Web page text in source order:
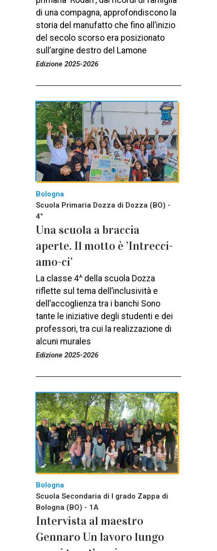
di una compagna, approfondiscono la
storia del manufatto che fino all’inizio
del secolo scorso era posizionato
sull’argine destro del Lamone
Edizione 2025-2026
Bologna
Scuola Primaria Dozza di Dozza (BO) -
4°
Una scuola a braccia
aperte. Il motto è ’Intrecci-
amo-ci’
La classe 4^ della scuola Dozza
riflette sul tema dell’inclusività e
dell’accoglienza tra i banchi Sono
tante le iniziative degli studenti e dei
professori, tra cui la realizzazione di
alcuni murales
Edizione 2025-2026
Bologna
Scuola Secondaria di I grado Zappa di
Bologna (BO) - 1A
Intervista al maestro
Gennaro Un lavoro lungo